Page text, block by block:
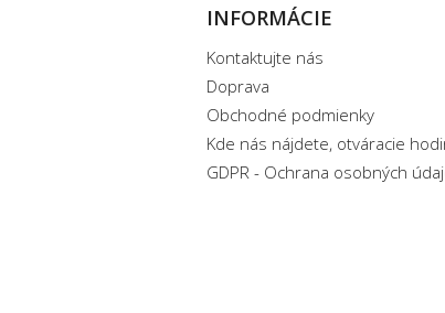
INFORMÁCIE
Kontaktujte nás
Doprava
Obchodné podmienky
Kde nás nájdete, otváracie
GDPR - Ochrana osobných